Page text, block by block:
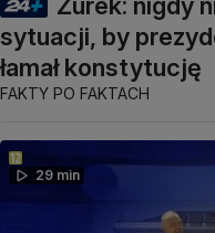
sytuacji, by
łamał konstytucję
FAKTY PO FAKTACH
29 min